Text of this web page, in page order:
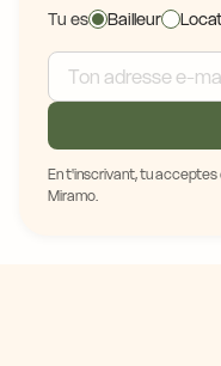
Tu es Bailleur
En t'inscrivant, tu
Miramo.